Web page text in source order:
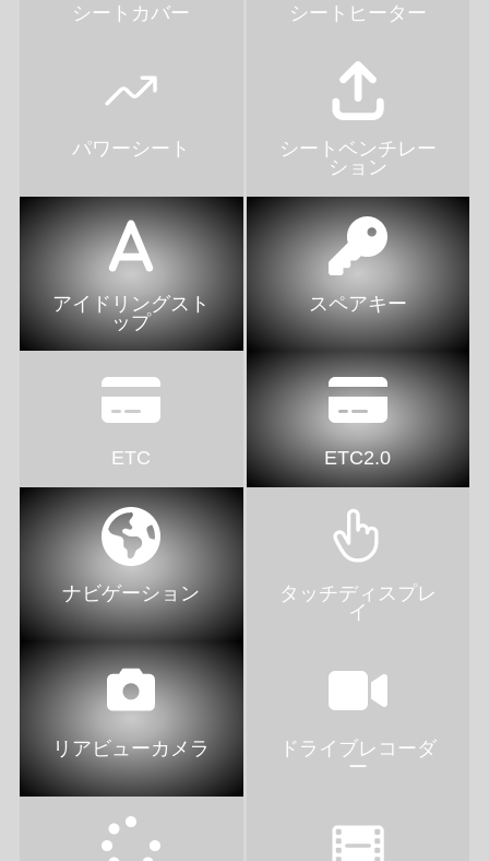
シートカバー シートヒーター
パワーシート
シートベンチレー
ション
アイドリングスト
ップ
スペアキー
ETC ETC2.0
ナビゲーション
タッチディスプレ
イ
リアビューカメラ
ドライブレコーダ
ー